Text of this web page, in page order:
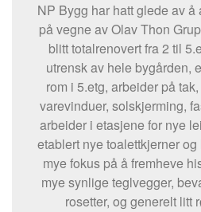
NP Bygg har hatt glede av å
på vegne av Olav Thon
blitt totalrenovert fra 2 til
utrensk av hele bygården,
rom i 5.etg, arbeider på
varevinduer, solskjerming,
arbeider i etasjene for nye
etablert nye toalettkjerner
mye fokus på å fremheve
mye synlige teglvegger,
rosetter, og generelt litt